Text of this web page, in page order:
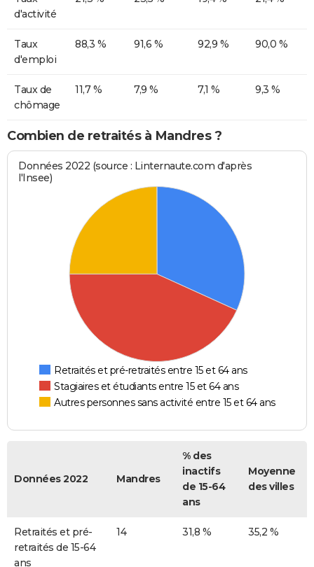
d'activité
Taux
d'emploi
88,3 % 91,6 % 92,9 % 90,0 %
Taux de
chômage
11,7 % 7,9 % 7,1 % 9,3 %
Combien de retraités à Mandres ?
Données 2022 (source : Linternaute.com d'après
l'Insee)
Retraités et pré-retraités entre 15 et 64 ans
Stagiaires et étudiants entre 15 et 64 ans
Autres personnes sans activité entre 15 et 64 ans
Données 2022 Mandres
% des
inactifs
de 15-64
ans
Moyenne
des villes
Retraités et pré-
retraités de 15-64
ans
14 31,8 % 35,2 %